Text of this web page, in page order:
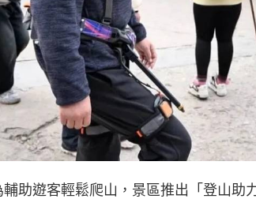
助遊客輕鬆爬山，景區推出「登山助